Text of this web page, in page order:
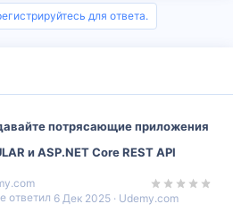
для ответа.
потрясающие приложения
и ASP.NET Core REST API
Udemy.com
6 Дек 2025